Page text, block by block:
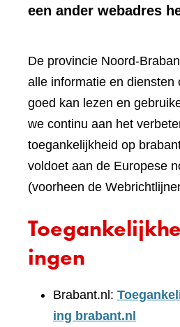
een ander webadres
De provincie Noord-
alle informatie en diensten
goed kan lezen en
we continu aan het
toegankelijkheid op
voldoet aan de Europese
(voorheen de
ingen
Brabant.nl:
ing brabant.nl